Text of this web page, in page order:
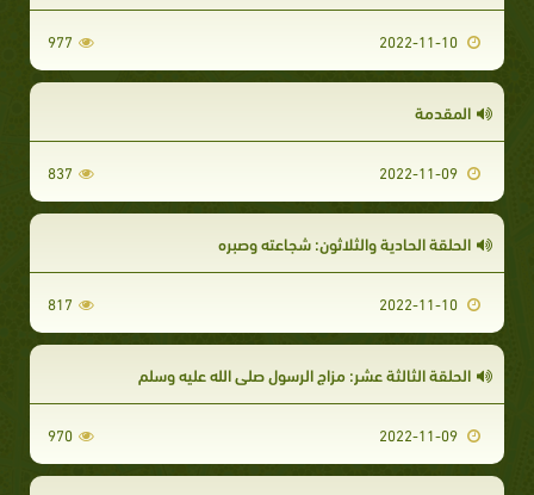
977
المقدمة
837
الحلقة الحادية والثلاثون: شجاعته وصبره
817
الحلقة الثالثة عشر: مزاج الرسول صلى الله عليه وسلم
970